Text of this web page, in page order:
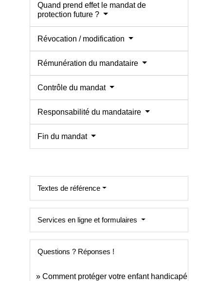
Quand prend effet le mandat de
protection future ?
Révocation / modification
Rémunération du mandataire
Contrôle du mandat
Responsabilité du mandataire
Fin du mandat
Textes de référence
Services en ligne et formulaires
Questions ? Réponses !
Comment protéger votre enfant handicapé